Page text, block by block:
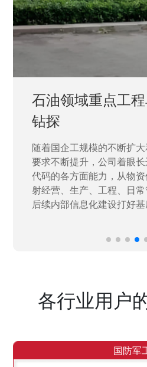
石油领域重点工
钻探
随着国企工规模的不断扩
要求不断提升，公司着眼
代码的各方面能力，从物
射经营、生产、工程、日
后续内部信息化建设打好基
各行业用户
国防军